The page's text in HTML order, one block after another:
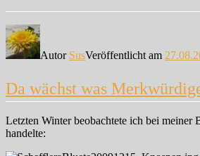
Autor SusVeröffentlicht am
Da wächst was
Letzten Winter beobachtete ich bei meiner
handelte: